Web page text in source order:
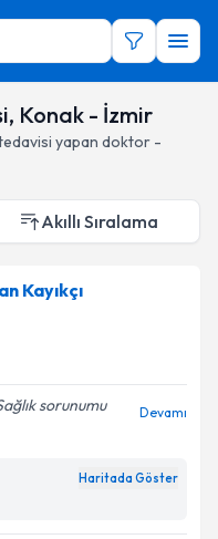
Konak - İzmir
yapan doktor -
Akıllı Sıralama
Kayıkçı
sorunumu
Devamı
Haritada Göster